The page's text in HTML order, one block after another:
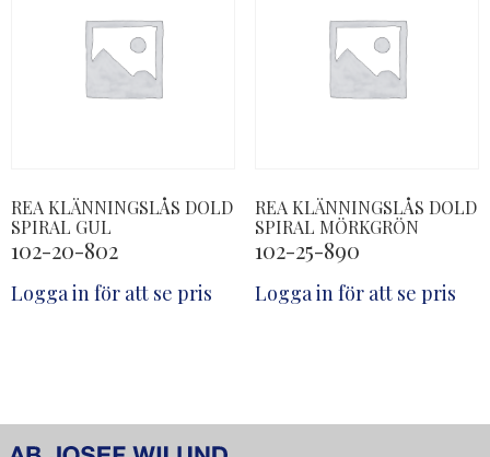
REA KLÄNNINGSLÅS DOLD
SPIRAL GUL
102-20-802
Logga in för att se pris
REA KLÄNNINGSLÅS DOLD
SPIRAL MÖRKGRÖN
102-25-890
Logga in för att se pris